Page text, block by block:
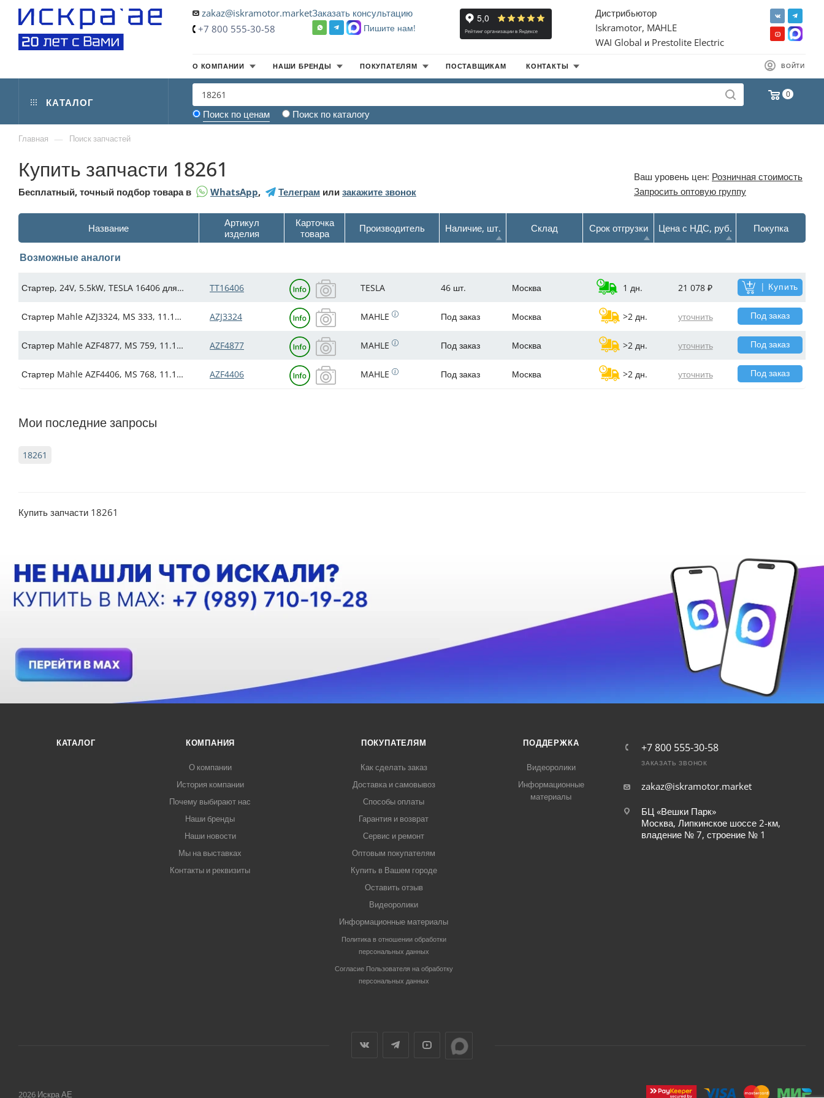
zakaz@iskramotor.market
+7 800 555-30-58
Заказать консультацию
Пишите нам!
Дистрибьютор
Iskramotor, MAHLE
WAI Global и Prestolite Electric
ВОЙТИ
О КОМПАНИИ НАШИ БРЕНДЫ ПОКУПАТЕЛЯМ ПОСТАВЩИКАМ КОНТАКТЫ
0
КАТАЛОГ
Поиск по ценам Поиск по каталогу
Главная — Поиск запчастей
Купить запчасти 18261 Ваш уровень цен: Розничная стоимость
Запросить оптовую группу
Бесплатный, точный подбор товара в WhatsApp, Телеграм или закажите звонок
Название
Артикул
изделия
Карточка
товара
Производитель Наличие, шт. Склад Срок отгрузки Цена с НДС, руб. Покупка
Возможные аналоги
Стартер, 24V, 5.5kW, TESLA 16406 для DAF серии MX (Искра АЕ: IMS483633) TT16406 TESLA 46 шт. Москва 1 дн. 21 078 ₽ | Купить
Стартер Mahle AZJ3324, MS 333, 11.130.795, IS0795 (IMS300795) AZJ3324 MAHLE Под заказ Москва >2 дн. уточнить Под заказ
Стартер Mahle AZF4877, MS 759, 11.139.606, IS9458 (IMS309606) AZF4877 MAHLE Под заказ Москва >2 дн. уточнить Под заказ
Стартер Mahle AZF4406, MS 768, 11.139.611, IS9463 (IMS309611) AZF4406 MAHLE Под заказ Москва >2 дн. уточнить Под заказ
Мои последние запросы
18261
Купить запчасти 18261
КАТАЛОГ КОМПАНИЯ
О компании
История компании
Почему выбирают нас
Наши бренды
Наши новости
Мы на выставках
Контакты и реквизиты
ПОКУПАТЕЛЯМ
Как сделать заказ
Доставка и самовывоз
Способы оплаты
Гарантия и возврат
Сервис и ремонт
Оптовым покупателям
Купить в Вашем городе
Оставить отзыв
Видеоролики
Информационные материалы
Политика в отношении обработки
персональных данных
Согласие Пользователя на обработку
персональных данных
ПОДДЕРЖКА
Видеоролики
Информационные
материалы
+7 800 555-30-58
ЗАКАЗАТЬ ЗВОНОК
zakaz@iskramotor.market
БЦ «Вешки Парк»
Москва, Липкинское шоссе 2-км,
владение № 7, строение № 1
2026 Искра АЕ